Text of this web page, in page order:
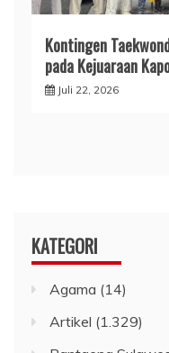
Kontingen
pada Kejuaraan
Juli 22, 2026
KATEGORI
Agama (14)
Artikel (1.329)